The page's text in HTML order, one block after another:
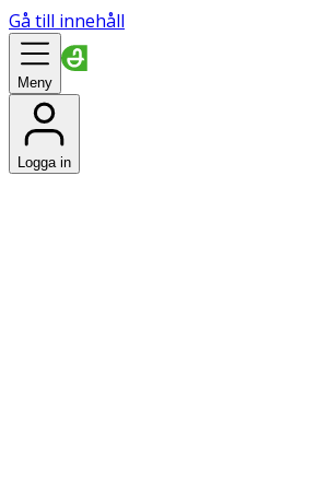
Gå till innehåll
Meny
Logga in